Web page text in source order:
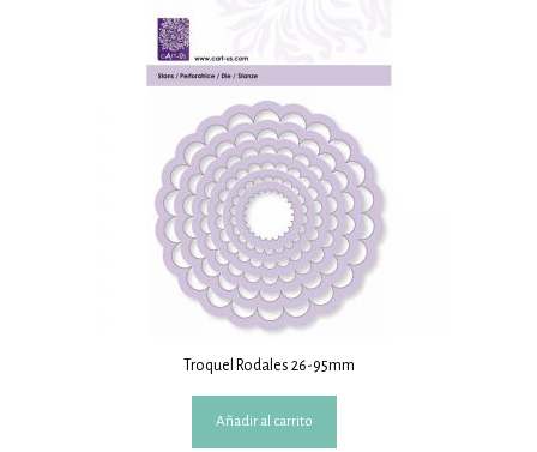
Troquel Rodales 26-95mm
Añadir al carrito